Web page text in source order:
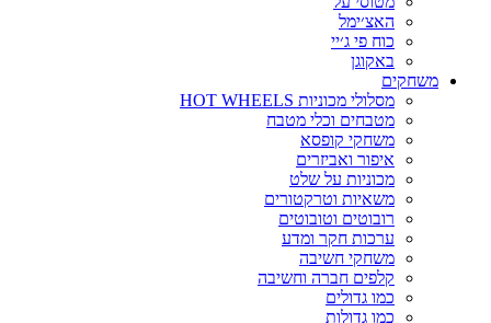
האצ׳ימל
כוח פי ג׳יי
באקוגן
משחקים
מסלולי מכוניות HOT WHEELS
מטבחים וכלי מטבח
משחקי קופסא
איפור ואביזרים
מכוניות על שלט
משאיות וטרקטורים
רובוטים וטובוטים
ערכות חקר ומדע
משחקי חשיבה
קלפים חברה וחשיבה
כמו גדולים
כמו גדולות